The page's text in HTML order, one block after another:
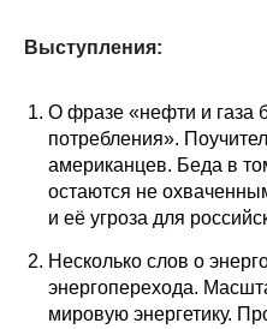
Выступления:
О фразе «нефти и газа
потребления».
американцев. Беда в
остаются не
и её угроза для
Несколько слов о
энергоперехода.
мировую энергетику.